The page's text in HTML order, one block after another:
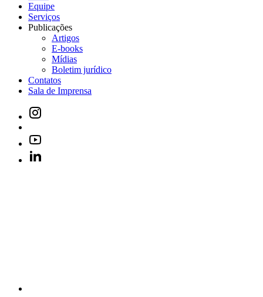
Equipe
Serviços
Publicações
Artigos
E-books
Mídias
Boletim jurídico
Contatos
Sala de Imprensa